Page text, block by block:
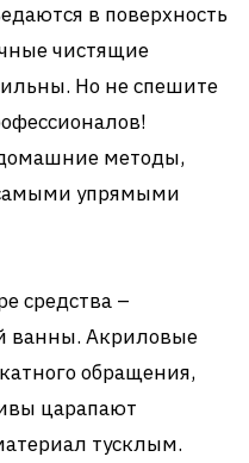
в поверхность
чистящие
Но не спешите
методы,
упрямыми
средства –
ванны. Акриловые
обращения,
царапают
тусклым.